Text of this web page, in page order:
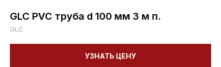
GLC PVC труба d 100 мм 3 м п.
GLC
УЗНАТЬ ЦЕНУ